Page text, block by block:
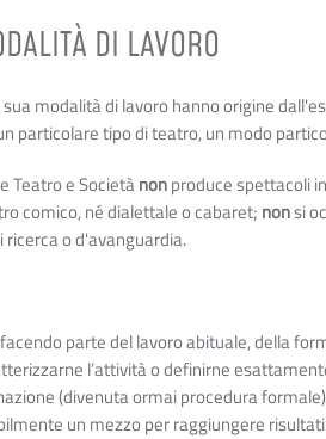
DI LAVORO
modalità di lavoro hanno origine
particolare tipo di teatro, un modo
Teatro e Societànonproduce spettacoli
comico, né dialettale o cabaret; nonsi
o d'avanguardia.
parte del lavoro abituale, della
l’attività o definirne
(divenuta ormai procedura
un mezzo per raggiungere